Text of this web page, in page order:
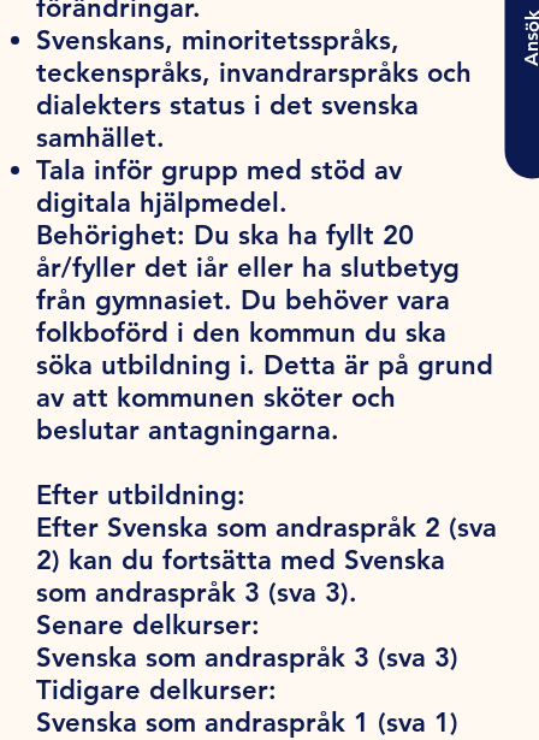
förändringar.
Svenskans, minoritetsspråks,
teckenspråks, invandrarspråks och
dialekters status i det svenska
samhället.
Tala inför grupp med stöd av
digitala hjälpmedel.
Behörighet: Du ska ha fyllt 20
år/fyller det iår eller ha slutbetyg
från gymnasiet. Du behöver vara
folkboförd i den kommun du ska
söka utbildning i. Detta är på grund
av att kommunen sköter och
beslutar antagningarna.
Efter utbildning:
Efter Svenska som andraspråk 2 (sva
2) kan du fortsätta med Svenska
som andraspråk 3 (sva 3).
Senare delkurser:
Svenska som andraspråk 3 (sva 3)
Tidigare delkurser:
Svenska som andraspråk 1 (sva 1)